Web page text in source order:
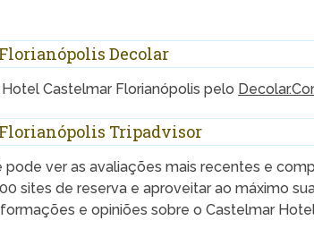
Decolar
Castelmar Florianópolis pelo
Tripadvisor
ver as avaliações mais recentes e
sites de reserva e aproveitar ao máximo
e opiniões sobre o Castelmar